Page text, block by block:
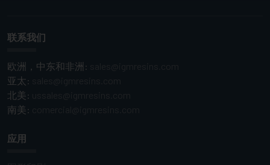
联系我们
欧洲，中东和非洲:
亚太:
北美:
南美:
应用